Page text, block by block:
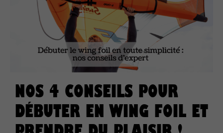
NOS 4 CONSEILS POUR
DÉBUTER EN WING FOIL ET